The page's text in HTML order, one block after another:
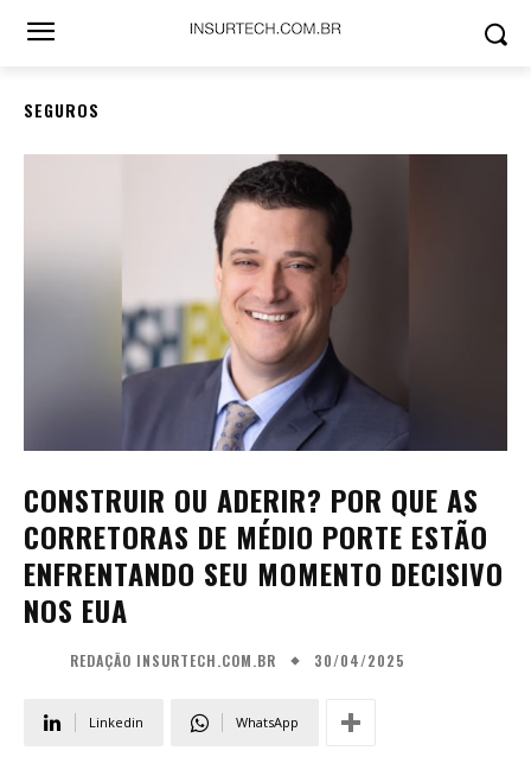
SEGUROS
CONSTRUIR OU ADERIR? POR QUE AS
CORRETORAS DE MÉDIO PORTE ESTÃO
ENFRENTANDO SEU MOMENTO DECISIVO
NOS EUA
REDAÇÃO INSURTECH.COM.BR 30/04/2025
Linkedin WhatsApp